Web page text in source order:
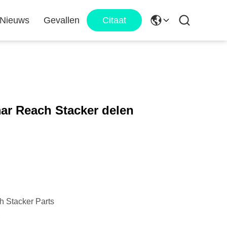
Nieuws Gevallen Citaat
Reach Stacker delen
Stacker Parts